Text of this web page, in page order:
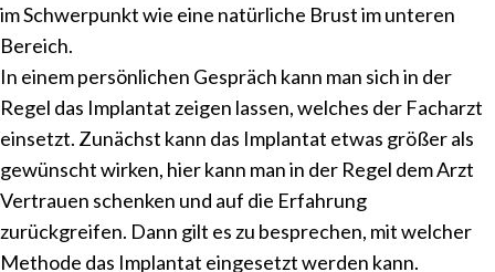
im Schwerpunkt wie eine natürliche Brust im unteren
Bereich.
In einem persönlichen Gespräch kann man sich in der
Regel das Implantat zeigen lassen, welches der Facharzt
einsetzt. Zunächst kann das Implantat etwas größer als
gewünscht wirken, hier kann man in der Regel dem Arzt
Vertrauen schenken und auf die Erfahrung
zurückgreifen. Dann gilt es zu besprechen, mit welcher
Methode das Implantat eingesetzt werden kann.